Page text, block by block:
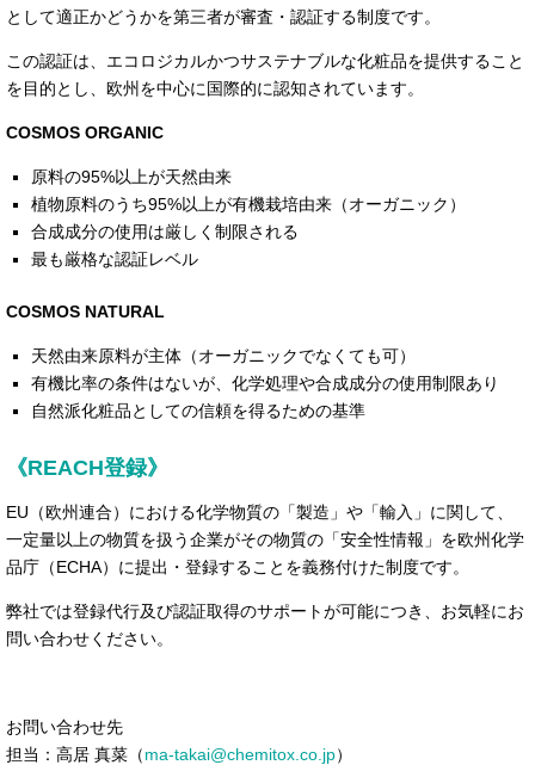
として適正かどうかを第三者が審査・認証する制度です。
この認証は、エコロジカルかつサステナブルな化粧品を提供すること
を目的とし、欧州を中心に国際的に認知されています。
COSMOS ORGANIC
原料の95%以上が天然由来
植物原料のうち95%以上が有機栽培由来（オーガニック）
合成成分の使用は厳しく制限される
最も厳格な認証レベル
COSMOS NATURAL
天然由来原料が主体（オーガニックでなくても可）
有機比率の条件はないが、化学処理や合成成分の使用制限あり
自然派化粧品としての信頼を得るための基準
《REACH登録》
EU（欧州連合）における化学物質の「製造」や「輸入」に関して、
一定量以上の物質を扱う企業がその物質の「安全性情報」を欧州化学
品庁（ECHA）に提出・登録することを義務付けた制度です。
弊社では登録代行及び認証取得のサポートが可能につき、お気軽にお
問い合わせください。
お問い合わせ先
担当：高居 真菜（ma-takai@chemitox.co.jp）